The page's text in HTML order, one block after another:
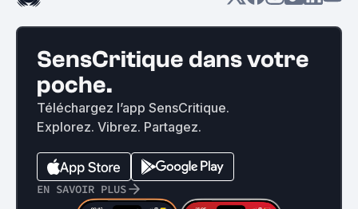
SensCritique dans votre
poche.
Téléchargez l’app SensCritique.
Explorez. Vibrez. Partagez.
EN SAVOIR PLUS